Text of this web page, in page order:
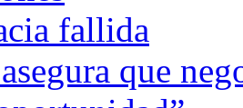
fallida
que